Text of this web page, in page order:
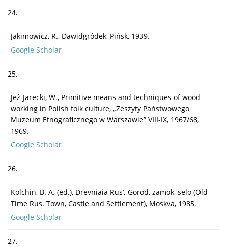
24.
Jakimowicz, R., Dawidgródek, Pińsk, 1939.
Google Scholar
25.
Jeż-Jarecki, W., Primitive means and techniques of wood
working in Polish folk culture, „Zeszyty Państwowego
Muzeum Etnograficznego w Warszawie” VIII-IX, 1967/68,
1969.
Google Scholar
26.
Kolchin, B. A. (ed.), Drevniaia Rus’. Gorod, zamok, selo (Old
Time Rus. Town, Castle and Settlement), Moskva, 1985.
Google Scholar
27.